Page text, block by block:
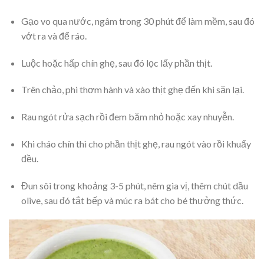
Gạo vo qua nước, ngâm trong 30 phút để làm mềm, sau đó
vớt ra và để ráo.
Luộc hoặc hấp chín ghẹ, sau đó lọc lấy phần thịt.
Trên chảo, phi thơm hành và xào thịt ghẹ đến khi săn lại.
Rau ngót rửa sạch rồi đem băm nhỏ hoặc xay nhuyễn.
Khi cháo chín thì cho phần thịt ghẹ, rau ngót vào rồi khuấy
đều.
Đun sôi trong khoảng 3-5 phút, nêm gia vị, thêm chút dầu
olive, sau đó tắt bếp và múc ra bát cho bé thưởng thức.